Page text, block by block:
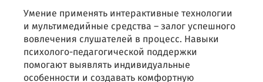
Умение применять интерактивные технологии
и мультимедийные средства – залог успешного
вовлечения слушателей в процесс. Навыки
психолого-педагогической поддержки
помогают выявлять индивидуальные
особенности и создавать комфортную